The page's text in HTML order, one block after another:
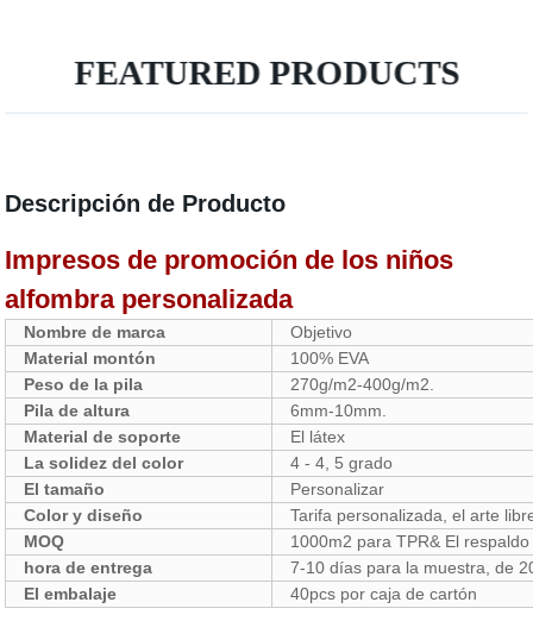
FEATURED PRODUCTS
Descripción de Producto
Impresos de promoción de los niños
alfombra personalizada
Nombre de marca
Objetivo
Material montón
100% EVA
Peso de la pila
270g/m2-400g/m2.
Pila de altura
6mm-10mm.
Material de soporte
El látex
La solidez del color
4 - 4, 5 grado
El tamaño
Personalizar
Color y diseño
Tarifa personalizada, el arte
MOQ
1000m2 para TPR& El
hora de entrega
7-10 días para la muestra, de
El embalaje
40pcs por caja de cartón